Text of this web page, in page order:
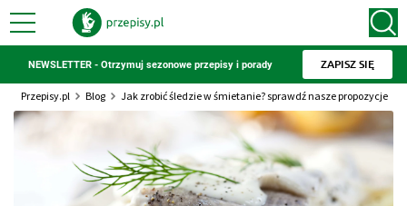
NEWSLETTER - Otrzymuj sezonowe przepisy i porady ZAPISZ SIĘ
Przepisy.pl Blog Jak zrobić śledzie w śmietanie? sprawdź nasze propozycje